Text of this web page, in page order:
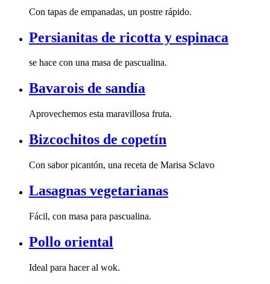
Con tapas de empanadas, un postre rápido.
Persianitas de ricotta y espinaca
se hace con una masa de pascualina.
Bavarois de sandía
Aprovechemos esta maravillosa fruta.
Bizcochitos de copetín
Con sabor picantón, una receta de Marisa Sclavo
Lasagnas vegetarianas
Fácil, con masa para pascualina.
Pollo oriental
Ideal para hacer al wok.